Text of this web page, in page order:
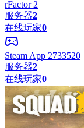
rFactor 2
服务器2
在线玩家0
Steam App 2733520
服务器2
在线玩家0